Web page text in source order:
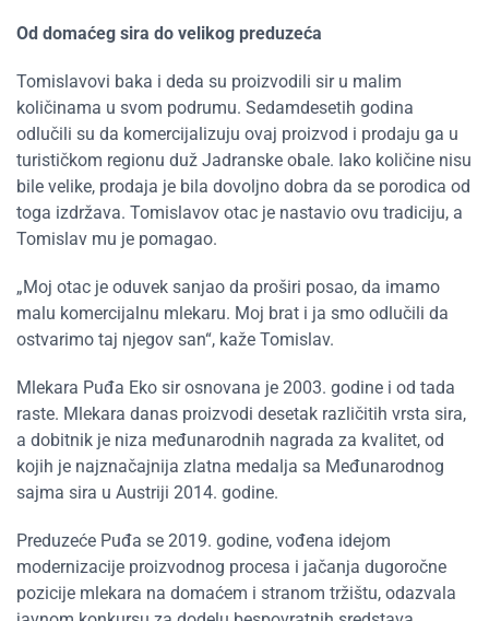
Od domaćeg sira do velikog preduzeća
Tomislavovi baka i deda su proizvodili sir u malim
količinama u svom podrumu. Sedamdesetih godina
odlučili su da komercijalizuju ovaj proizvod i prodaju ga u
turističkom regionu duž Jadranske obale. Iako količine nisu
bile velike, prodaja je bila dovoljno dobra da se porodica od
toga izdržava. Tomislavov otac je nastavio ovu tradiciju, a
Tomislav mu je pomagao.
„Moj otac je oduvek sanjao da proširi posao, da imamo
malu komercijalnu mlekaru. Moj brat i ja smo odlučili da
ostvarimo taj njegov san“, kaže Tomislav.
Mlekara Puđa Eko sir osnovana je 2003. godine i od tada
raste. Mlekara danas proizvodi desetak različitih vrsta sira,
a dobitnik je niza međunarodnih nagrada za kvalitet, od
kojih je najznačajnija zlatna medalja sa Međunarodnog
sajma sira u Austriji 2014. godine.
Preduzeće Puđa se 2019. godine, vođena idejom
modernizacije proizvodnog procesa i jačanja dugoročne
pozicije mlekara na domaćem i stranom tržištu, odazvala